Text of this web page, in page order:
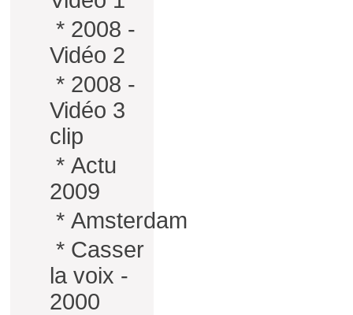
* 2008 -
Vidéo 2
* 2008 -
Vidéo 3
clip
* Actu
2009
* Amsterdam
* Casser
la voix -
2000